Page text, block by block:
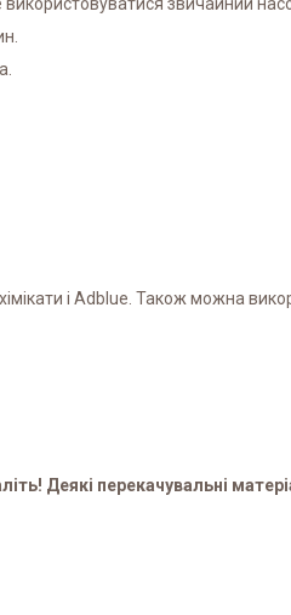
звичайний
і Adblue. Також можна
Деякі перекачувальні